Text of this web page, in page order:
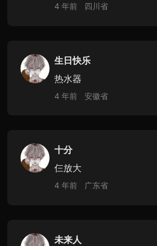
4 年前 四川省
生日快乐
热水器
4 年前 安徽省
十分
仨放大
4 年前 广东省
未来人